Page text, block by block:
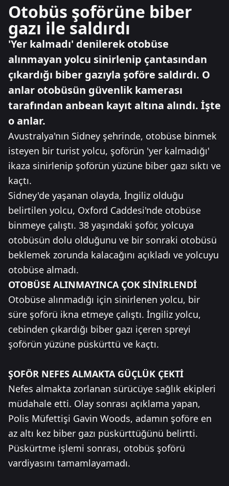
Otobüs şoförüne biber
gazı ile saldırdı
'Yer kalmadı' denilerek otobüse
alınmayan yolcu sinirlenip çantasından
çıkardığı biber gazıyla şoföre saldırdı. O
anlar otobüsün güvenlik kamerası
tarafından anbean kayıt altına alındı. İşte
o anlar.
Avustralya'nın Sidney şehrinde, otobüse binmek
isteyen bir turist yolcu, şoförün 'yer kalmadığı'
ikaza sinirlenip şoförün yüzüne biber gazı sıktı ve
kaçtı.
Sidney'de yaşanan olayda, İngiliz olduğu
belirtilen yolcu, Oxford Caddesi'nde otobüse
binmeye çalıştı. 38 yaşındaki şoför, yolcuya
otobüsün dolu olduğunu ve bir sonraki otobüsü
beklemek zorunda kalacağını açıkladı ve yolcuyu
otobüse almadı.
OTOBÜSE ALINMAYINCA ÇOK SİNİRLENDİ
Otobüse alınmadığı için sinirlenen yolcu, bir
süre şoförü ikna etmeye çalıştı. İngiliz yolcu,
cebinden çıkardığı biber gazı içeren spreyi
şoförün yüzüne püskürttü ve kaçtı.
ŞOFÖR NEFES ALMAKTA GÜÇLÜK ÇEKTİ
Nefes almakta zorlanan sürücüye sağlık ekipleri
müdahale etti. Olay sonrası açıklama yapan,
Polis Müfettişi Gavin Woods, adamın şoföre en
az altı kez biber gazı püskürttüğünü belirtti.
Püskürtme işlemi sonrası, otobüs şoförü
vardiyasını tamamlayamadı.